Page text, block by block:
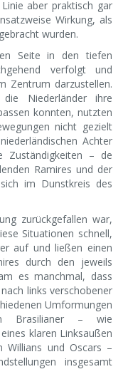
aber praktisch gar
Wirkung, als
wurden.
Seite in den tiefen
verfolgt und
Zentrum darzustellen.
Niederländer ihre
konnten, nutzten
nicht gezielt
Achter
Zuständigkeiten – de
Ramires und der
im Dunstkreis des
zurückgefallen war,
Situationen schnell,
auf und ließen einen
durch den jeweils
es manchmal, dass
links verschobener
Umformungen
Brasilianer – wie
klaren Linksaußen
Willians und Oscars –
insgesamt